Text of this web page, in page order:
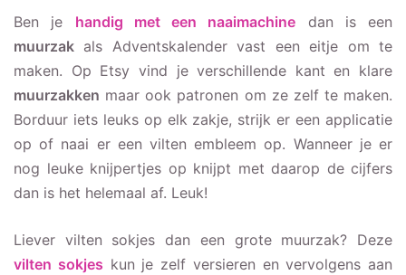
Ben je handig met een naaimachine dan is een
muurzak als Adventskalender vast een eitje om te
maken. Op Etsy vind je verschillende kant en klare
muurzakken maar ook patronen om ze zelf te maken.
Borduur iets leuks op elk zakje, strijk er een applicatie
op of naai er een vilten embleem op. Wanneer je er
nog leuke knijpertjes op knijpt met daarop de cijfers
dan is het helemaal af. Leuk!
Liever vilten sokjes dan een grote muurzak? Deze
vilten sokjes kun je zelf versieren en vervolgens aan